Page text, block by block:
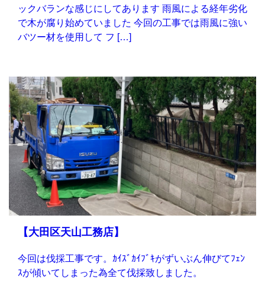
ックバランな感じにしてあります 雨風による経年劣化
で木が腐り始めていました 今回の工事では雨風に強い
バツー材を使用して フ […]
【大田区天山工務店】
今回は伐採工事です。ｶｲｽﾞｶｲﾌﾞｷがずいぶん伸びてﾌｪﾝ
ｽが傾いてしまった為全て伐採致しました。